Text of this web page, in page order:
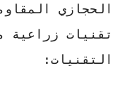
الحجازي
تقنيات زراعية
التقنيات: